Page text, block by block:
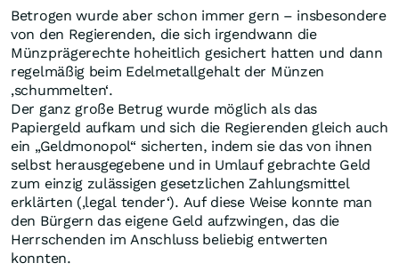
Betrogen wurde aber schon immer gern – insbesondere
von den Regierenden, die sich irgendwann die
Münzprägerechte hoheitlich gesichert hatten und dann
regelmäßig beim Edelmetallgehalt der Münzen
‚schummelten‘.
Der ganz große Betrug wurde möglich als das
Papiergeld aufkam und sich die Regierenden gleich auch
ein „Geldmonopol“ sicherten, indem sie das von ihnen
selbst herausgegebene und in Umlauf gebrachte Geld
zum einzig zulässigen gesetzlichen Zahlungsmittel
erklärten (‚legal tender‘). Auf diese Weise konnte man
den Bürgern das eigene Geld aufzwingen, das die
Herrschenden im Anschluss beliebig entwerten
konnten.